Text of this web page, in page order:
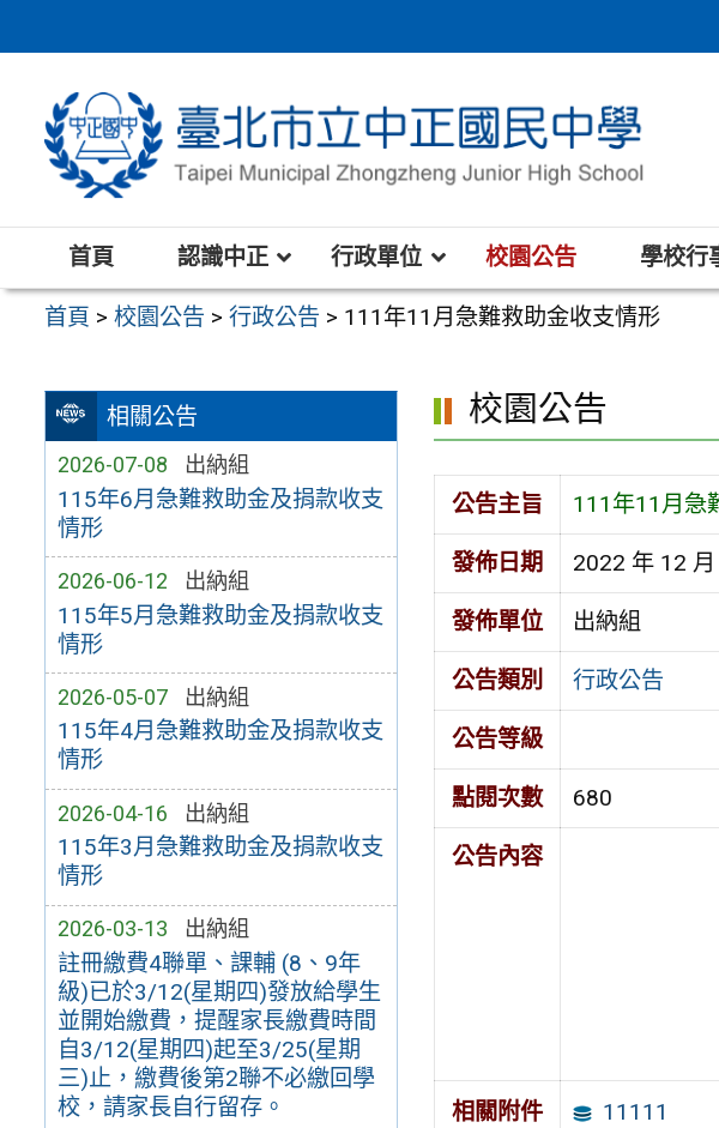
至
區
首頁 認識中正 行政單位 校園公告 學校行
首頁 >校園公告 >行政公告 > 111年11月急難救助金收支情形
相關公告
2026-07-08 出納組
115年6月急難救助金及捐款收支
情形
2026-06-12 出納組
115年5月急難救助金及捐款收支
情形
2026-05-07 出納組
115年4月急難救助金及捐款收支
情形
2026-04-16 出納組
115年3月急難救助金及捐款收支
情形
2026-03-13 出納組
註冊繳費4聯單、課輔 (8、9年
級)已於3/12(星期四)發放給學生
並開始繳費，提醒家長繳費時間
自3/12(星期四)起至3/25(星期
三)止，繳費後第2聯不必繳回學
校，請家長自行留存。
校園公告
公告主旨 111年11月急
發佈日期 2022 年 12 月
發佈單位 出納組
公告類別 行政公告
公告等級
點閱次數 680
公告內容
相關附件 11111